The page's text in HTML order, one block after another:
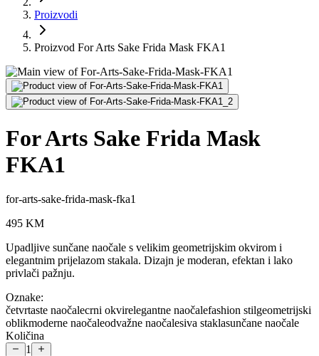
Proizvodi
Proizvod For Arts Sake Frida Mask FKA1
For Arts Sake Frida Mask
FKA1
for-arts-sake-frida-mask-fka1
495 KM
Upadljive sunčane naočale s velikim geometrijskim okvirom i
elegantnim prijelazom stakala. Dizajn je moderan, efektan i lako
privlači pažnju.
Oznake:
četvrtaste naočalecrni okvirelegantne naočalefashion stilgeometrijski
oblikmoderne naočaleodvažne naočalesiva staklasunčane naočale
Količina
1